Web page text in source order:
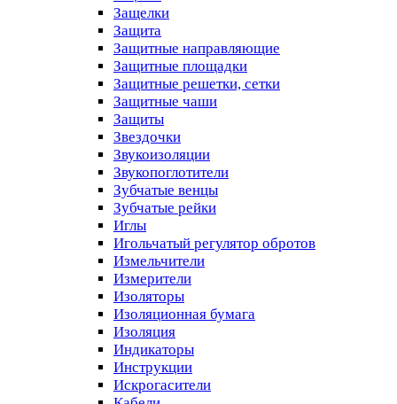
Защелки
Защита
Защитные направляющие
Защитные площадки
Защитные решетки, сетки
Защитные чаши
Защиты
Звездочки
Звукоизоляции
Звукопоглотители
Зубчатые венцы
Зубчатые рейки
Иглы
Игольчатый регулятор обротов
Измельчители
Измерители
Изоляторы
Изоляционная бумага
Изоляция
Индикаторы
Инструкции
Искрогасители